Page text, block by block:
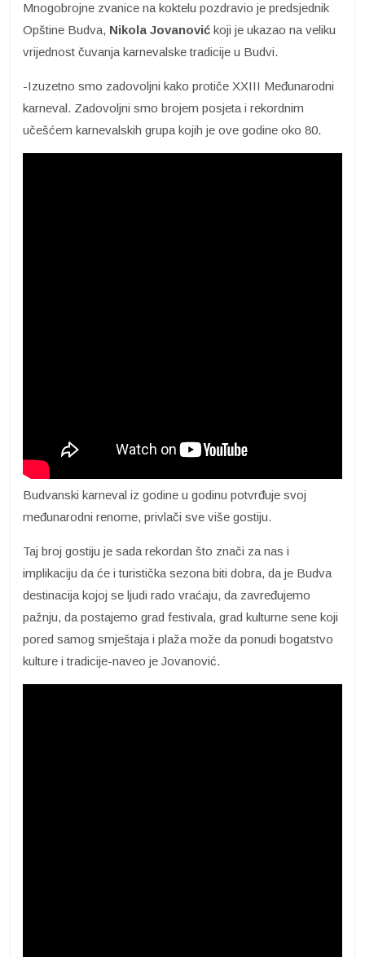
Mnogobrojne zvanice na koktelu pozdravio je predsjednik
Opštine Budva, Nikola Jovanović koji je ukazao na veliku
vrijednost čuvanja karnevalske tradicije u Budvi.
-Izuzetno smo zadovoljni kako protiče XXIII Međunarodni
karneval. Zadovoljni smo brojem posjeta i rekordnim
učešćem karnevalskih grupa kojih je ove godine oko 80.
Budvanski karneval iz godine u godinu potvrđuje svoj
međunarodni renome, privlači sve više gostiju.
Taj broj gostiju je sada rekordan što znači za nas i
implikaciju da će i turistička sezona biti dobra, da je Budva
destinacija kojoj se ljudi rado vraćaju, da zavređujemo
pažnju, da postajemo grad festivala, grad kulturne sene koji
pored samog smještaja i plaža može da ponudi bogatstvo
kulture i tradicije-naveo je Jovanović.